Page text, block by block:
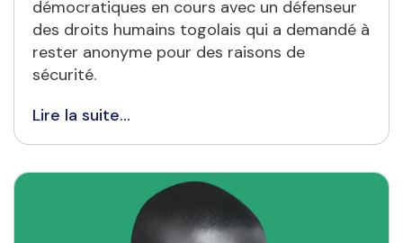
démocratiques en cours avec un défenseur
des droits humains togolais qui a demandé à
rester anonyme pour des raisons de
sécurité.
Lire la suite...